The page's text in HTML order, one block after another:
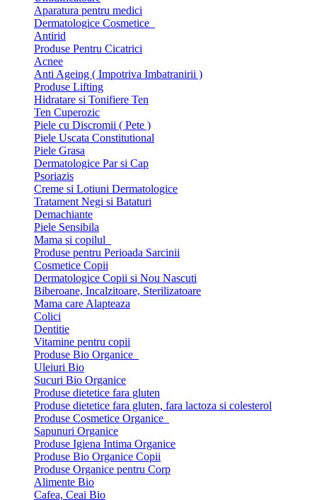
Aparatura pentru medici
Dermatologice Cosmetice
Antirid
Produse Pentru Cicatrici
Acnee
Anti Ageing ( Impotriva Imbatranirii )
Produse Lifting
Hidratare si Tonifiere Ten
Ten Cuperozic
Piele cu Discromii ( Pete )
Piele Uscata Constitutional
Piele Grasa
Dermatologice Par si Cap
Psoriazis
Creme si Lotiuni Dermatologice
Tratament Negi si Bataturi
Demachiante
Piele Sensibila
Mama si copilul
Produse pentru Perioada Sarcinii
Cosmetice Copii
Dermatologice Copii si Nou Nascuti
Biberoane, Incalzitoare, Sterilizatoare
Mama care Alapteaza
Colici
Dentitie
Vitamine pentru copii
Produse Bio Organice
Uleiuri Bio
Sucuri Bio Organice
Produse dietetice fara gluten
Produse dietetice fara gluten, fara lactoza si colesterol
Produse Cosmetice Organice
Sapunuri Organice
Produse Igiena Intima Organice
Produse Bio Organice Copii
Produse Organice pentru Corp
Alimente Bio
Cafea, Ceai Bio